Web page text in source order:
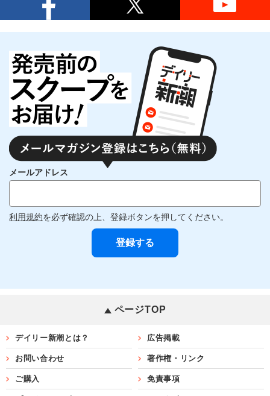
メールアドレス
利用規約を必ず確認の上、登録ボタンを押してください。
ページTOP
デイリー新潮とは？ 広告掲載
お問い合わせ 著作権・リンク
ご購入 免責事項